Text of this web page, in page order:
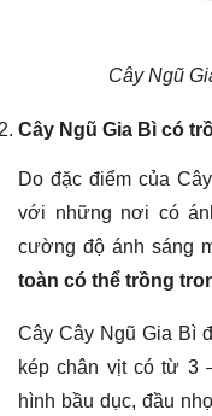
Cây Ngũ
Cây Ngũ Gia Bì có
Do đặc điểm của
với những nơi có
cường độ ánh sáng
toàn có thể trồng
Cây Cây Ngũ Gia Bì
kép chân vịt có từ 3
hình bầu dục, đầu